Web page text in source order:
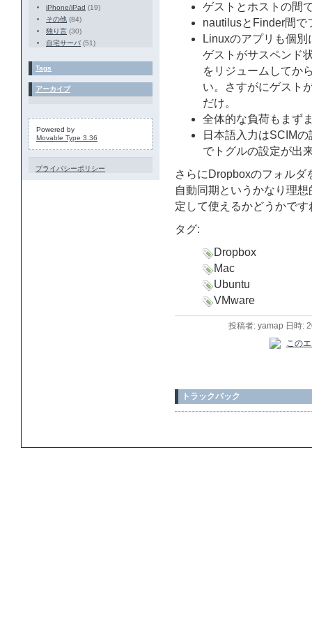
ゲストとホストの間
nautilusとFinder間で
Linuxのアプリも個
ゲストがサスペンド
をリジュームしてか
い。さすがにゲスト
だけ。
全体的な負荷もまず
日本語入力はSCIM
でトグルの設定が出
さらにDropboxのフォルダ
自動同期というかなり理
定して使えるかどうかで
タグ:
Dropbox
Mac
Ubuntu
VMware
投稿者: yamap 日時:
トラックバック
iPhone/iPad (19)
その他 (84)
独り言 (30)
自宅サーバ (51)
Tags
アーカイブ
Powered by
Movable Type 3.36
プライバシーポリシー